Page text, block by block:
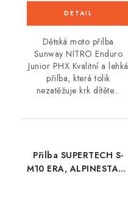
Dětská moto přilba
Sunway NITRO Enduro
Junior PHX Kvalitní a lehká
přilba, která tolik
nezatěžuje krk dítěte...
Přilba SUPERTECH S-
M10 ERA, ALPINESTARS